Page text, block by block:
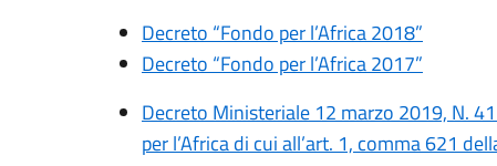
Decreto “Fondo per l’Africa 2018”
Decreto “Fondo per l’Africa 2017”
Decreto Ministeriale 12 marzo 2019, N.
per l’Africa di cui all’art. 1, comma 621